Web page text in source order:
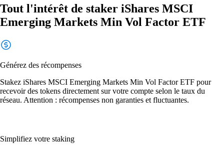
Tout l'intérêt de staker iShares MSCI
Emerging Markets Min Vol Factor ETF
Générez des récompenses
Stakez iShares MSCI Emerging Markets Min Vol Factor ETF pour
recevoir des tokens directement sur votre compte selon le taux du
réseau. Attention : récompenses non garanties et fluctuantes.
Simplifiez votre staking